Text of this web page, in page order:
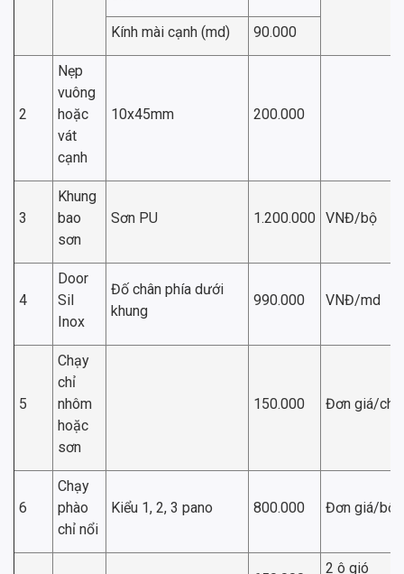
Kính mài cạnh (md) 90.000
2
Nẹp
vuông
hoặc
vát
cạnh
10x45mm 200.000
3
Khung
bao
sơn
Sơn PU 1.200.000 VNĐ/bộ
4
Door
Sil
Inox
Đố chân phía dưới
khung
990.000 VNĐ/md
5
Chạy
chỉ
nhôm
hoặc
sơn
150.000 Đơn giá/chỉ
6
Chạy
phào
chỉ nổi
Kiểu 1, 2, 3 pano 800.000 Đơn giá/bộ
2 ô gió